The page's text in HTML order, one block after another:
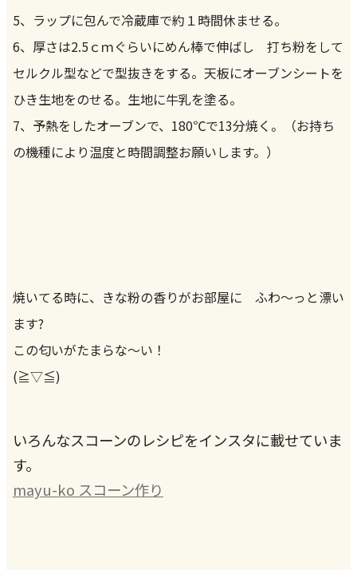
5、ラップに包んで冷蔵庫で約１時間休ませる。
6、厚さは2.5ｃｍぐらいにめん棒で伸ばし 打ち粉をして
セルクル型などで型抜きをする。天板にオーブンシートを
ひき生地をのせる。生地に牛乳を塗る。
7、予熱をしたオーブンで、180℃で13分焼く。（お持ち
の機種により温度と時間調整お願いします。）
焼いてる時に、きな粉の香りがお部屋に ふわ～っと漂い
ます?
この匂いがたまらな～い！
(≧▽≦)
いろんなスコーンのレシピをインスタに載せていま
す。
mayu-ko スコーン作り